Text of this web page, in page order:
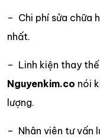
– Chi phí sửa chữa
nhất.
– Linh kiện thay thế
Nguyenkim.co nói
lượng.
– Nhân viên tư vấn